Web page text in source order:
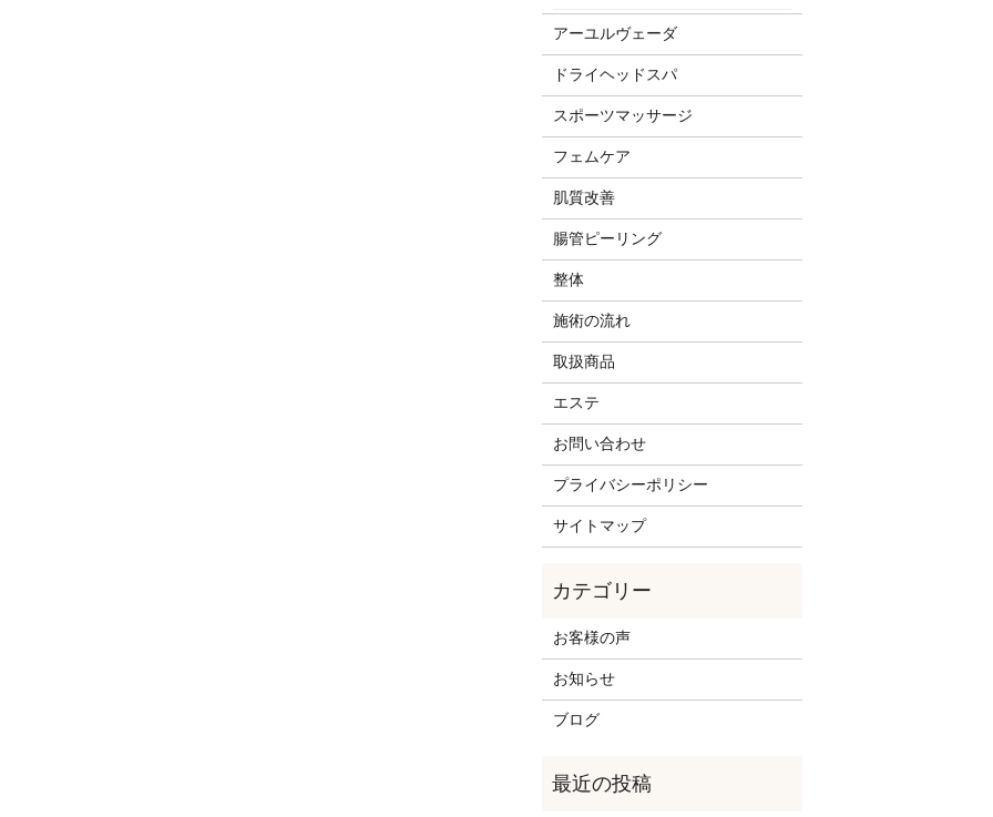
アーユルヴェーダ
ドライヘッドスパ
スポーツマッサージ
フェムケア
肌質改善
腸管ピーリング
整体
施術の流れ
取扱商品
エステ
お問い合わせ
プライバシーポリシー
サイトマップ
お客様の声
お知らせ
ブログ